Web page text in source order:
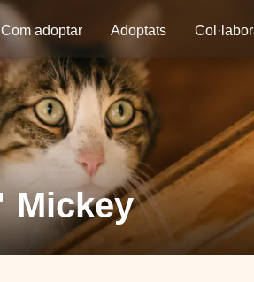
Com adoptar Adoptats
Mickey